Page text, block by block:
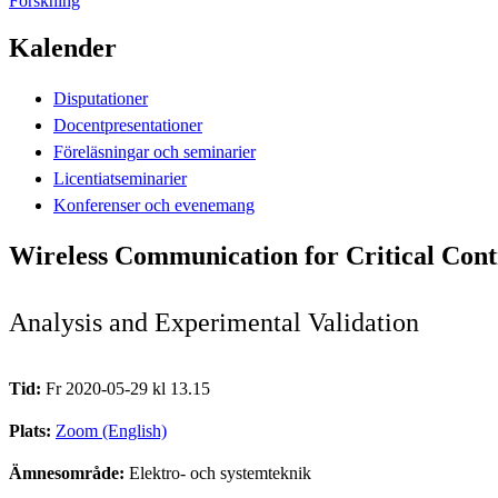
Kalender
Disputationer
Docentpresentationer
Föreläsningar och seminarier
Licentiatseminarier
Konferenser och evenemang
Wireless Communication for Critical
Analysis and Experimental Validation
Tid: Fr 2020-05-29 kl 13.15
Plats: Zoom (English)
Ämnesområde: Elektro- och systemteknik